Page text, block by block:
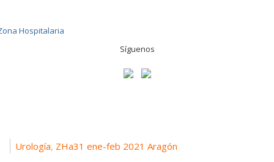
Síguenos
Urología, ZHa31 ene-feb 2021 Aragón